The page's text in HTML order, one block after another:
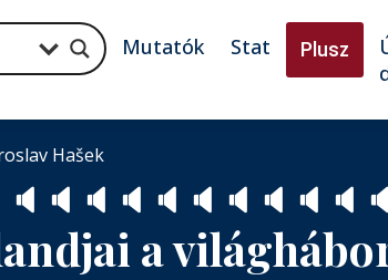
Mutatók Stat Plusz
Hašek
🔈 🔈 🔈 🔈 🔈 🔈 🔈 🔈 🔈 🔈 🔈
a